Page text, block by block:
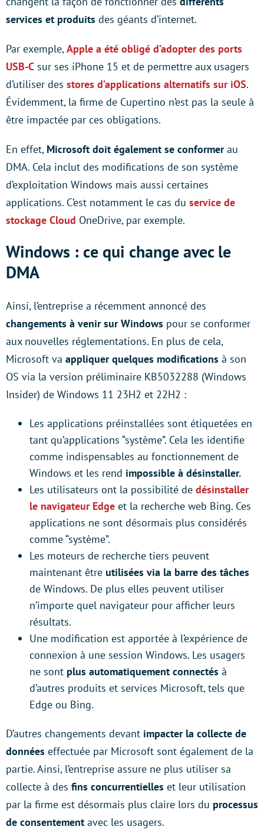
services et produits des géants d’internet.
Par exemple,Apple a été obligé d’adopter des ports
USB-C sur ses iPhone 15 et de permettre aux usagers
d’utiliser des stores d’applications alternatifs sur iOS.
Évidemment, la firme de Cupertino n’est pas la seule à
être impactée par ces obligations.
En effet, Microsoft doit également se conformerau
DMA. Cela inclut des modifications de son système
d’exploitation Windows mais aussi certaines
applications. C’est notamment le cas du service de
stockage Cloud OneDrive, par exemple.
Windows : ce qui change avec le
DMA
Ainsi, l’entreprise a récemment annoncé des
changements à venir sur Windows pour se conformer
aux nouvelles réglementations. En plus de cela,
Microsoft va appliquer quelques modifications à son
OS via la version préliminaire KB5032288 (Windows
Insider) de Windows 11 23H2 et 22H2 :
Les applications préinstallées sont étiquetées en
tant qu’applications “système”. Cela les identifie
comme indispensables au fonctionnement de
Windows et les rend impossible à désinstaller.
Les utilisateurs ont la possibilité de désinstaller
le navigateur Edge et la recherche web Bing. Ces
applications ne sont désormais plus considérés
comme “système”.
Les moteurs de recherche tiers peuvent
maintenant être utilisées via la barre des tâches
de Windows. De plus elles peuvent utiliser
n’importe quel navigateur pour afficher leurs
résultats.
Une modification est apportée à l’expérience de
connexion à une session Windows. Les usagers
ne sont plus automatiquement connectés à
d’autres produits et services Microsoft, tels que
Edge ou Bing.
D’autres changements devant impacter la collecte de
données effectuée par Microsoft sont également de la
partie. Ainsi, l’entreprise assure ne plus utiliser sa
collecte à des fins concurrentielles et leur utilisation
par la firme est désormais plus claire lors du processus
de consentement avec les usagers.